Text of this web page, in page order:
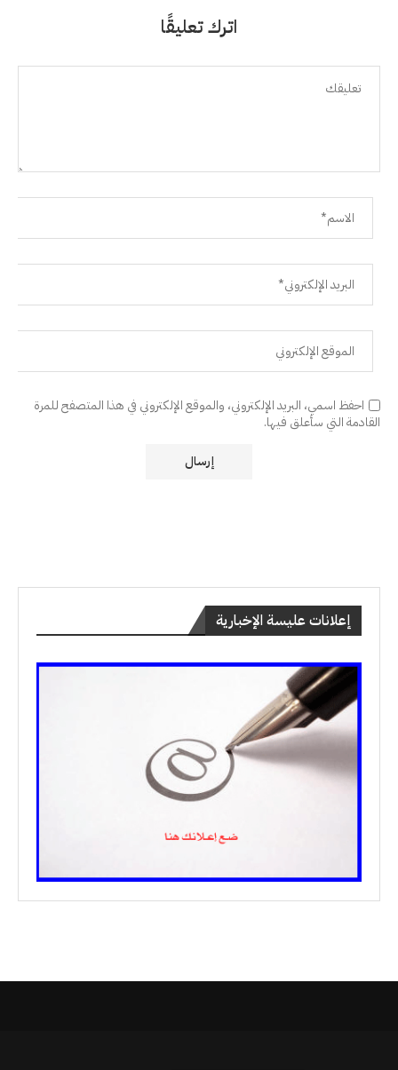
اترك تعليقًا
احفظ اسمي، البريد الإلكتروني، والموقع الإلكتروني في هذا المتصفح للمرة
القادمة التي سأعلق فيها.
إعلانات عليسة الإخبارية